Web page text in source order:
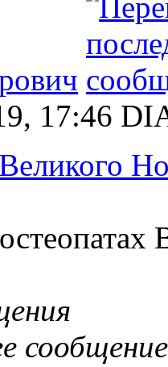
17:46
сообщение